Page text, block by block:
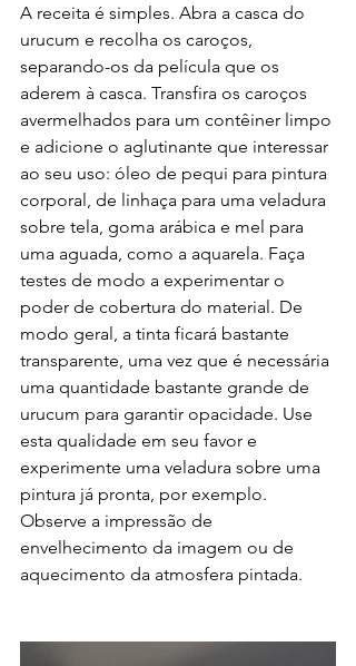
A receita é simples. Abra a casca do
urucum e recolha os caroços,
separando-os da película que os
aderem à casca. Transfira os caroços
avermelhados para um contêiner limpo
e adicione o aglutinante que interessar
ao seu uso: óleo de pequi para pintura
corporal, de linhaça para uma veladura
sobre tela, goma arábica e mel para
uma aguada, como a aquarela. Faça
testes de modo a experimentar o
poder de cobertura do material. De
modo geral, a tinta ficará bastante
transparente, uma vez que é necessária
uma quantidade bastante grande de
urucum para garantir opacidade. Use
esta qualidade em seu favor e
experimente uma veladura sobre uma
pintura já pronta, por exemplo.
Observe a impressão de
envelhecimento da imagem ou de
aquecimento da atmosfera pintada.